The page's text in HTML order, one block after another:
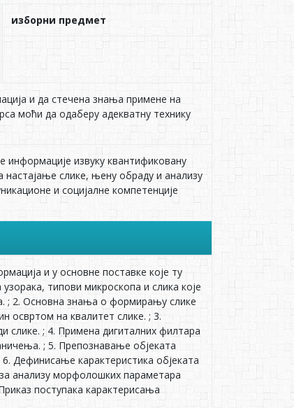
изборни предмет
и да стечена знања примене на
моћи да одаберу адекватну технику
информације извуку квантификовану
слике, њену обраду и анализу
и социјалне компетенције
и у основне поставке које ту
типови микроскопа и слика које
; 2. Основна знања о формирању слике
освртом на квалитет слике. ; 3.
слике. ; 4. Примена дигиталних филтара
; 5. Препознавање објеката
Дефинисање карактеристика објеката
анализу морфолошких параметара
поступака карактерисања